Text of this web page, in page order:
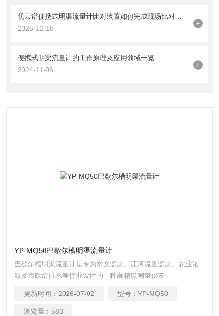
优云谱便携式明渠流量计比对装置如何完成现场比对测量？
2025-12-18
+
便携式明渠流量计的工作原理及应用领域一览
2024-11-06
+
YP-MQ50巴歇尔槽明渠流量计
巴歇尔槽明渠流量计是专为水文监测、江河流量监测、农业灌
溉及市政给排水等行业设计的一种高精度测量仪表
更新时间： 2026-07-02 型号： YP-MQ50
浏览量： 583